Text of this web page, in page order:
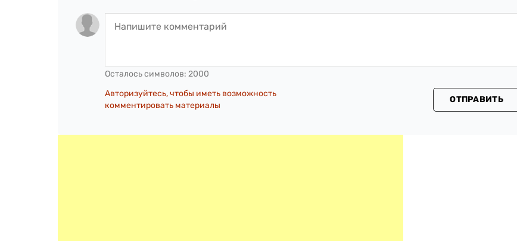
Осталось символов: 2000
Авторизуйтесь, чтобы иметь возможность
комментировать материалы
ОТПРАВИТЬ